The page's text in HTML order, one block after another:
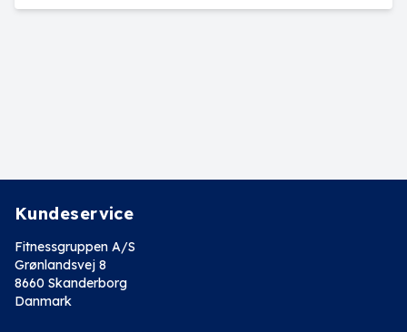
Kundeservice
Fitnessgruppen A/S
Grønlandsvej 8
8660 Skanderborg
Danmark